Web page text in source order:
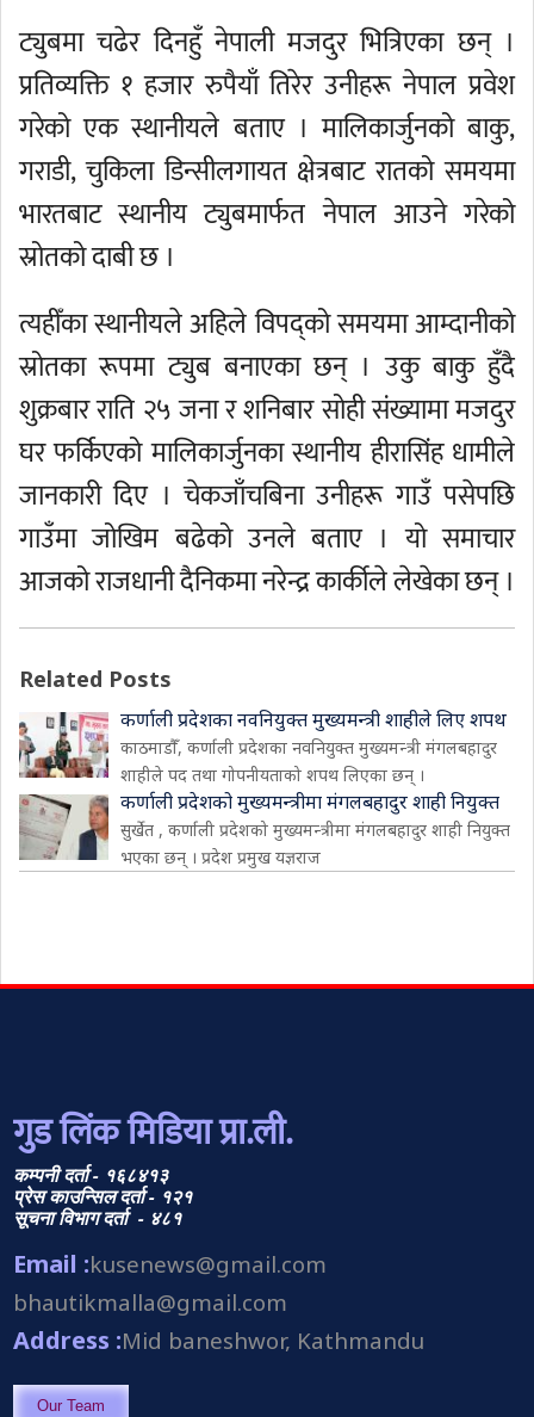
ट्युबमा चढेर दिनहुँ नेपाली मजदुर भित्रिएका छन् ।
प्रतिव्यक्ति १ हजार रुपैयाँ तिरेर उनीहरू नेपाल प्रवेश
गरेको एक स्थानीयले बताए । मालिकार्जुनको बाकु,
गराडी, चुकिला डिन्सीलगायत क्षेत्रबाट रातको समयमा
भारतबाट स्थानीय ट्युबमार्फत नेपाल आउने गरेको
स्रोतको दाबी छ ।
त्यहीँका स्थानीयले अहिले विपद्को समयमा आम्दानीको
स्रोतका रूपमा ट्युब बनाएका छन् । उकु बाकु हुँदै
शुक्रबार राति २५ जना र शनिबार सोही संख्यामा मजदुर
घर फर्किएको मालिकार्जुनका स्थानीय हीरासिंह धामीले
जानकारी दिए । चेकजाँचबिना उनीहरू गाउँ पसेपछि
गाउँमा जोखिम बढेको उनले बताए । यो समाचार
आजको राजधानी दैनिकमा नरेन्द्र कार्कीले लेखेका छन् ।
Related Posts
कर्णाली प्रदेशका नवनियुक्त मुख्यमन्त्री शाहीले लिए शपथ
काठमाडौँ, कर्णाली प्रदेशका नवनियुक्त मुख्यमन्त्री मंगलबहादुर
शाहीले पद तथा गोपनीयताको शपथ लिएका छन् ।
कर्णाली प्रदेशको मुख्यमन्त्रीमा मंगलबहादुर शाही नियुक्त
सुर्खेत , कर्णाली प्रदेशको मुख्यमन्त्रीमा मंगलबहादुर शाही नियुक्त
भएका छन् । प्रदेश प्रमुख यज्ञराज
गुड लिंक मिडिया प्रा.ली.
कम्पनी दर्ता - १६८४१३
प्रेस काउन्सिल दर्ता - १२१
सूचना विभाग दर्ता - ४८१
Email :kusenews@gmail.com
bhautikmalla@gmail.com
Address :Mid baneshwor, Kathmandu
Our Team